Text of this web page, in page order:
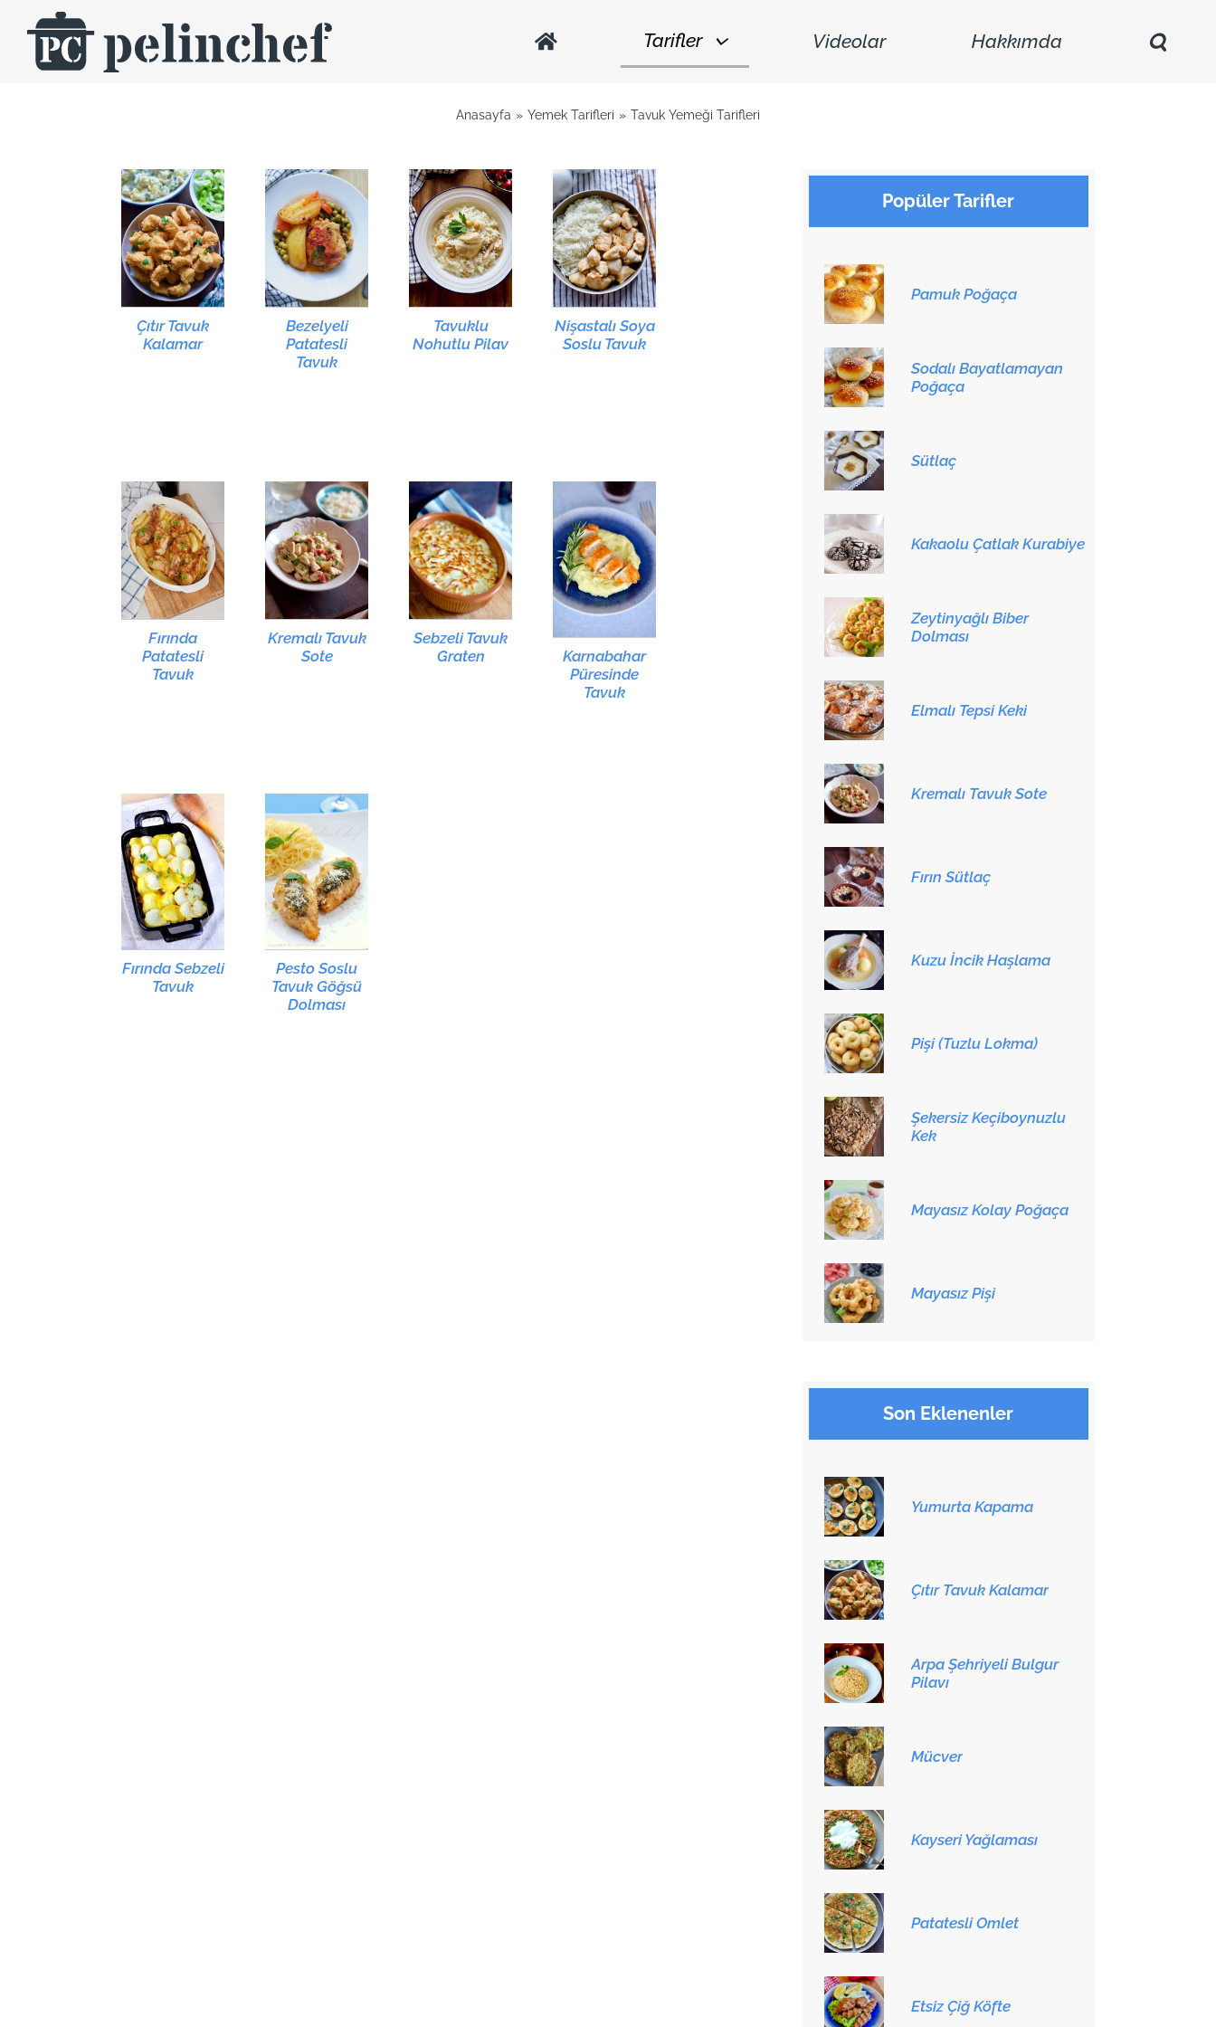
content
Tarifler Videolar Hakkımda
Anasayfa Yemek Tarifleri Tavuk Yemeği Tarifleri
Çıtır Tavuk
Kalamar
Bezelyeli
Patatesli
Tavuk
Tavuklu
Nohutlu Pilav
Nişastalı Soya
Soslu Tavuk
Fırında
Patatesli
Tavuk
Kremalı Tavuk
Sote
Sebzeli Tavuk
Graten
Karnabahar
Püresinde
Tavuk
Fırında Sebzeli
Tavuk
Pesto Soslu
Tavuk Göğsü
Dolması
Popüler Tarifler
Pamuk Poğaça
Sodalı Bayatlamayan
Poğaça
Sütlaç
Kakaolu Çatlak Kurabiye
Zeytinyağlı Biber
Dolması
Elmalı Tepsi Keki
Kremalı Tavuk Sote
Fırın Sütlaç
Kuzu İncik Haşlama
Pişi (Tuzlu Lokma)
Şekersiz Keçiboynuzlu
Kek
Mayasız Kolay Poğaça
Mayasız Pişi
Son Eklenenler
Yumurta Kapama
Çıtır Tavuk Kalamar
Arpa Şehriyeli Bulgur
Pilavı
Mücver
Kayseri Yağlaması
Patatesli Omlet
Etsiz Çiğ Köfte